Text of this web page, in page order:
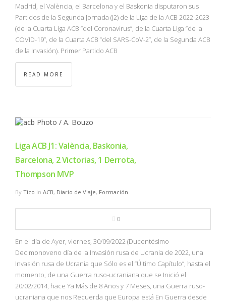
Madrid, el València, el Barcelona y el Baskonia disputaron sus
Partidos de la Segunda Jornada (J2) de la Liga de la ACB 2022-2023
(de la Cuarta Liga ACB “del Coronavirus”, de la Cuarta Liga “de la
COVID-19”, de la Cuarta ACB “del SARS-CoV-2”, de la Segunda ACB
de la Invasión). Primer Partido ACB
READ MORE
Liga ACB J1: València, Baskonia,
Barcelona, 2 Victorias, 1 Derrota,
Thompson MVP
By Tico in ACB, Diario de Viaje, Formación
0
En el día de Ayer, viernes, 30/09/2022 (Ducentésimo
Decimonoveno día de la Invasión rusa de Ucrania de 2022, una
Invasión rusa de Ucrania que Sólo es el “Último Capítulo”, hasta el
momento, de una Guerra ruso-ucraniana que se Inició el
20/02/2014, hace Ya Más de 8 Años y 7 Meses, una Guerra ruso-
ucraniana que nos Recuerda que Europa está En Guerra desde